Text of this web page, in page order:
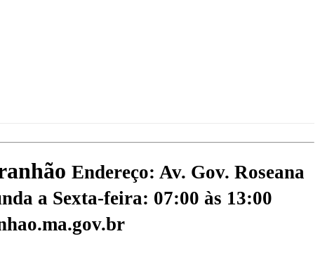
Endereço: Av. Gov. Roseana
a Sexta-feira: 07:00 às 13:00